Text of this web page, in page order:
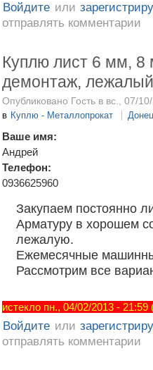
Войдите или
отправлять комментарии
Куплю лист 6 мм, 8
демонтаж,
Опубликовано Гость в вс., 07/
в Куплю - Металлопрокат
Ваше имя:
Андрей
Телефон:
0936625960
Закупаем постоянно
Арматуру в хорошем
лежалую.
Ежемесячные
Рассмотрим все
истекло пн., 04/02/2013 -
Войдите или
отправлять комментарии